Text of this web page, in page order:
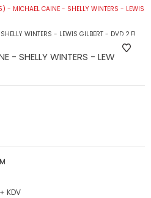
- MICHAEL CAINE - SHELLY WINTERS - LEWIS
- SHELLY WINTERS - LEWIS
KDV